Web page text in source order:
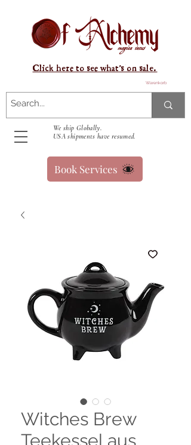
Warenkorb
We ship Globally.
USA shipments have resumed.
Click here to see what's on sale.
Book Services
Witches Brew
Teekessel aus